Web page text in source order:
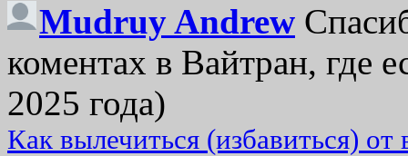
Mudruy Andrew
коментах в Вайтран, где
2025 года)
Как вылечиться (избавиться)